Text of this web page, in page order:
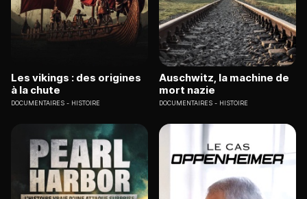
Les vikings : des origines
à la chute
DOCUMENTAIRES HISTOIRE
Auschwitz, la machine de
mort nazie
DOCUMENTAIRES HISTOIRE